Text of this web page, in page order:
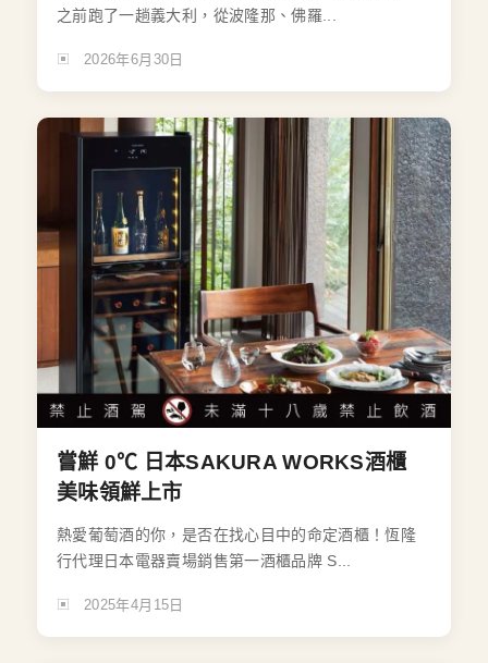
之前跑了一趟義大利，從波隆那、佛羅...
2026年6月30日
嘗鮮 0℃ 日本SAKURA WORKS酒櫃
美味領鮮上市
熱愛葡萄酒的你，是否在找心目中的命定酒櫃！恆隆
行代理日本電器賣場銷售第一酒櫃品牌 S...
2025年4月15日